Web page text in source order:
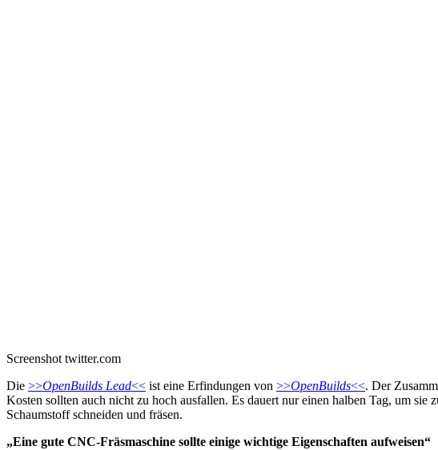
Screenshot twitter.com
Die >>OpenBuilds Lead<< ist eine Erfindungen von >>OpenBuilds<<. Der
Kosten sollten auch nicht zu hoch ausfallen. Es dauert nur einen halben Tag, um
Schaumstoff schneiden und fräsen.
„Eine gute CNC-Fräsmaschine sollte einige wichtige Eigenschaften aufweisen“